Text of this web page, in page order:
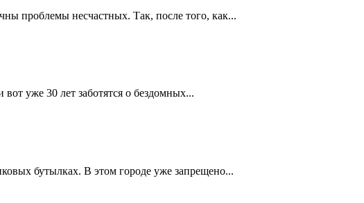
проблемы несчастных. Так, после того, как...
уже 30 лет заботятся о бездомных...
бутылках. В этом городе уже запрещено...